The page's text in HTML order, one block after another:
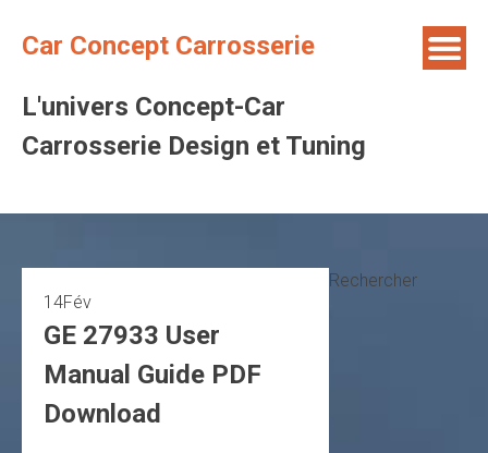
Car Concept Carrosserie
L'univers Concept-Car
Carrosserie Design et Tuning
14Fév
GE 27933 User
Manual Guide PDF
Download
Rechercher